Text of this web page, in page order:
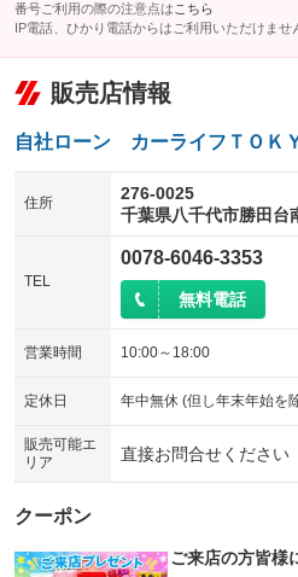
番号ご利用の際の注意点は こちら
IP電話、ひかり電話からはご利用いただけませ
販売店情報
自社ローン カーライフＴＯＫ
住所
276-0025
千葉県八千代市勝田台
TEL
0078-6046-3353
無料電話
営業時間 10:00～18:00
定休日 年中無休 (但し年末年始を
販売可能エ
リア
直接お問合せください
クーポン
ご来店の方皆様